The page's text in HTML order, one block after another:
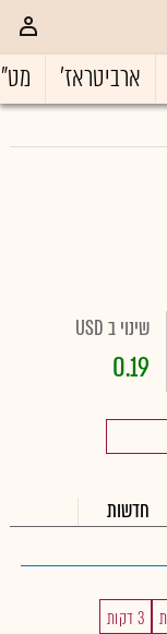
ארביטראז'
שינוי ב USD
0.19
חדשות
3 דקות